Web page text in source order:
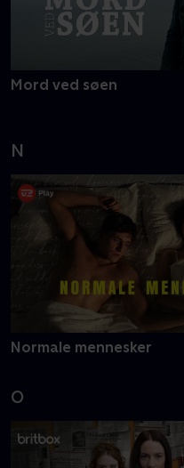
Mord ved søen
N
Normale mennesker
O